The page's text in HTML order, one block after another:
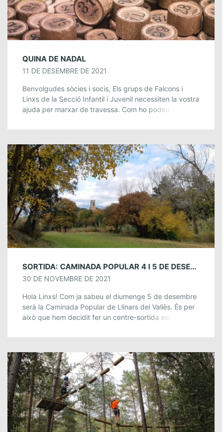
QUINA DE NADAL
11 DE DESEMBRE DE 2021
Benvolgudes sòcies i socis, Els grups de Falcons i
Linxs de la Secció Infantil i Juvenil necessiten la vostra
ajuda per marxar de travessa. Com ho podeu fer?
SORTIDA: CAMINADA POPULAR 4 I 5 DE DESEMBRE
30 DE NOVEMBRE DE 2021
Hola Linxs! Com ja sabeu el diumenge 5 de desembre
serà la Caminada Popular de Llinars del Vallès. És per
això que hem decidit fer un centre-sortida especial i